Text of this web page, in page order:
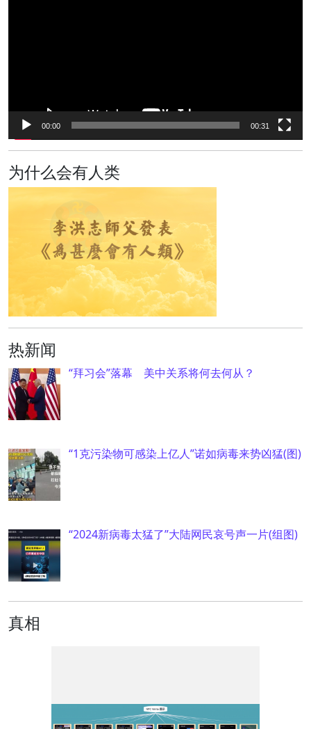
00:00 00:31
为什么会有人类
热新闻
“拜习会”落幕 美中关系将何去何从？
“1克污染物可感染上亿人”诺如病毒来势凶猛(图)
“2024新病毒太猛了”大陆网民哀号声一片(组图)
真相